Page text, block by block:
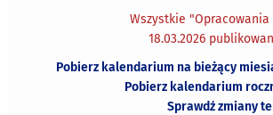
Wszystkie "Opracowania
18.03.2026
Pobierz kalendarium na bieżący
Pobierz kalendarium
Sprawdź zmiany